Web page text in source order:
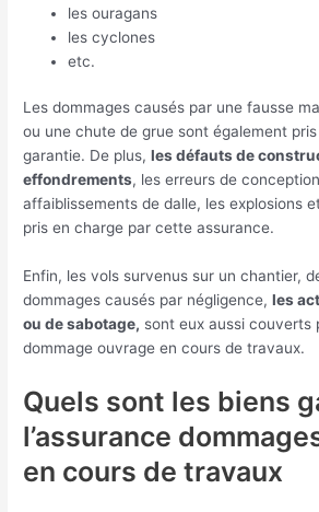
les ouragans
les cyclones
etc.
Les dommages causés par une fausse
ou une chute de grue sont également
garantie. De plus,les défauts de
effondrements, les erreurs de
affaiblissements de dalle, les explosions
pris en charge par cette assurance.
Enfin, les vols survenus sur un chantier,
dommages causés par négligence,les
ou de sabotage, sont eux aussi couverts
dommage ouvrage en cours de travaux.
Quels sont les biens
l’assurance
en cours de travaux